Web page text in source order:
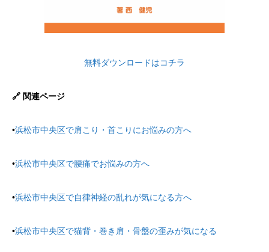
無料ダウンロードはコチラ
🔗 関連ページ
•浜松市中央区で肩こり・首こりにお悩みの方へ
•浜松市中央区で腰痛でお悩みの方へ
•浜松市中央区で自律神経の乱れが気になる方へ
•浜松市中央区で猫背・巻き肩・骨盤の歪みが気になる